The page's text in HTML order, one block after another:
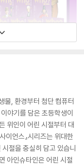
물, 환경부터 첨단 컴퓨터
야기를 담은 초등학생이
위인이 어린 시절부터 대
이언스』시리즈는 위대한
절을 충실히 담고 있습니
아인슈타인은 어린 시절